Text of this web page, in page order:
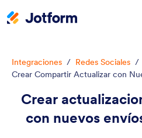
Integraciones / Redes Sociales /
Crear Compartir Actualizar con
Crear
con nuevos